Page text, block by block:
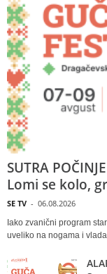
SUTRA
Lomi se kolo,
SE TV - 06.08.2026
Iako zvanični program
uveliko na nogama i